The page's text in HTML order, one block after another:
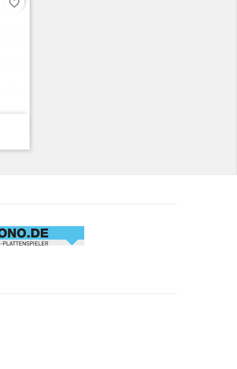
favorite_border